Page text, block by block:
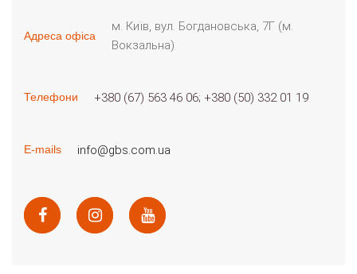
Адреса офіса
м. Київ, вул. Богдановська, 7Г (м.
Вокзальна)
Телефони +380 (67) 563 46 06 +380 (50) 332 01 19
E-mails info@gbs.com.ua